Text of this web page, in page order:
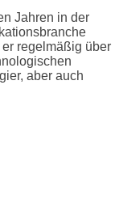
Jahren in der
regelmäßig über
aber auch